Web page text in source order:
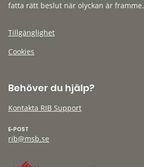
fatta rätt beslut när olyckan är framme.
Tillgänglighet
Cookies
Behöver du hjälp?
Kontakta RIB Support
E-POST
rib@msb.se